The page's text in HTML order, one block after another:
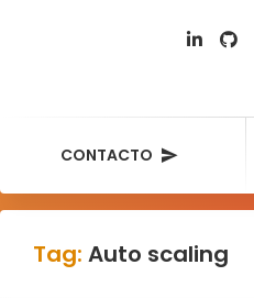
CONTACTO
Tag: Auto scaling